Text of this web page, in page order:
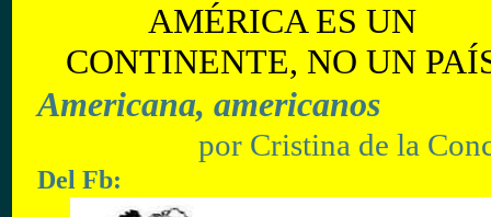
AMÉRICA ES UN
CONTINENTE, NO UN
Americana, americanos
por Cristina de la
Del Fb: